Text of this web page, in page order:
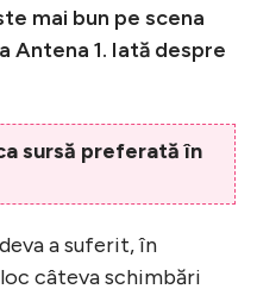
mai bun pe scena
Antena 1. Iată despre
sursă preferată în
a suferit, în
câteva schimbări